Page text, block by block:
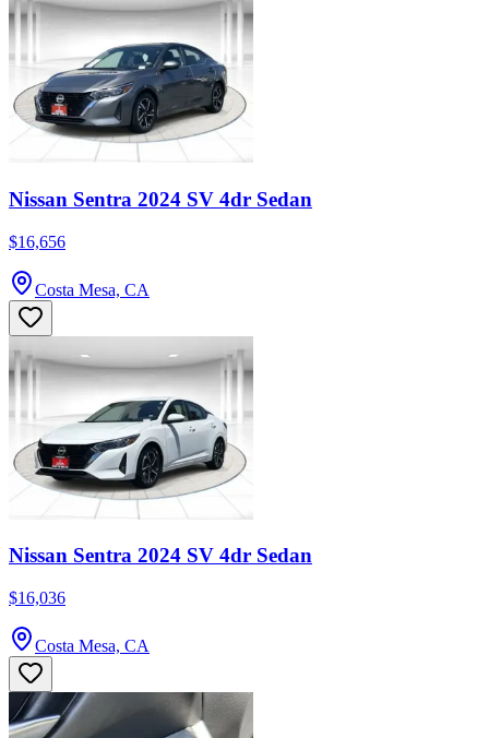
Nissan Sentra 2024 SV 4dr Sedan
$16,656
Costa Mesa, CA
Nissan Sentra 2024 SV 4dr Sedan
$16,036
Costa Mesa, CA